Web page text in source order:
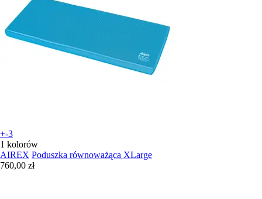
+-3
1 kolorów
AIREX Poduszka równoważąca XLarge
760,00 zł